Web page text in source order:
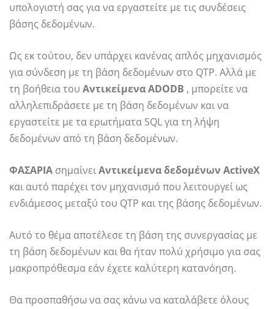
υπολογιστή σας για να εργαστείτε με τις συνδέσεις
βάσης δεδομένων.
Ως εκ τούτου, δεν υπάρχει κανένας απλός μηχανισμός
για σύνδεση με τη βάση δεδομένων στο QTP. Αλλά με
τη βοήθεια του Αντικείμενα ADODB , μπορείτε να
αλληλεπιδράσετε με τη βάση δεδομένων και να
εργαστείτε με τα ερωτήματα SQL για τη λήψη
δεδομένων από τη βάση δεδομένων.
ΦΑΣΑΡΙΑ σημαίνειΑντικείμενα δεδομένων ActiveX
και αυτό παρέχει τον μηχανισμό που λειτουργεί ως
ενδιάμεσος μεταξύ του QTP και της βάσης δεδομένων.
Αυτό το θέμα αποτέλεσε τη βάση της συνεργασίας με
τη βάση δεδομένων και θα ήταν πολύ χρήσιμο για σας
μακροπρόθεσμα εάν έχετε καλύτερη κατανόηση.
Θα προσπαθήσω να σας κάνω να καταλάβετε όλους